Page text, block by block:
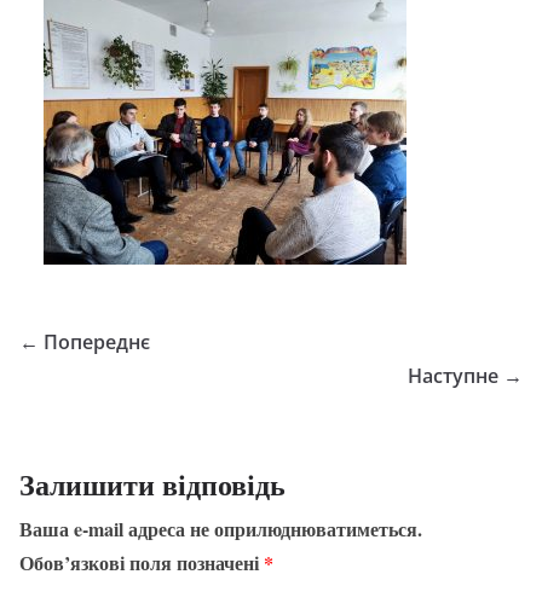
← Попереднє
Наступне →
Залишити відповідь
Ваша e-mail адреса не оприлюднюватиметься.
Обов’язкові поля позначені *